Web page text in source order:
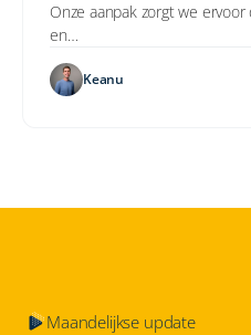
Onze aanpak zorgt we
en…
Keanu
Maandelijkse update